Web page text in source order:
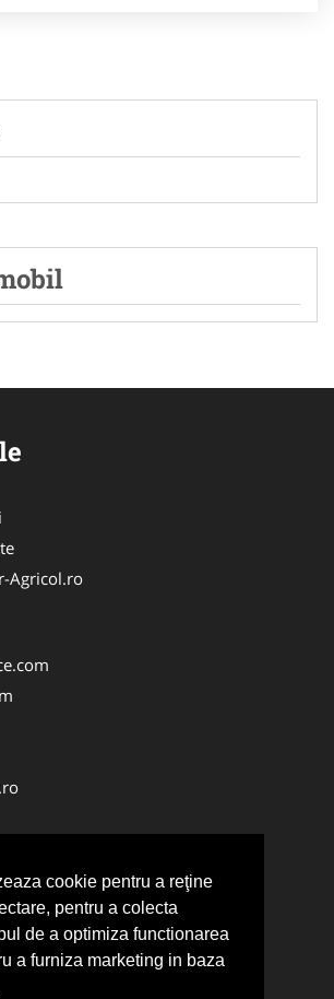
cookie pentru a reţine
pentru a colecta
de a optimiza functionarea
a furniza marketing in baza
Agricol.ro